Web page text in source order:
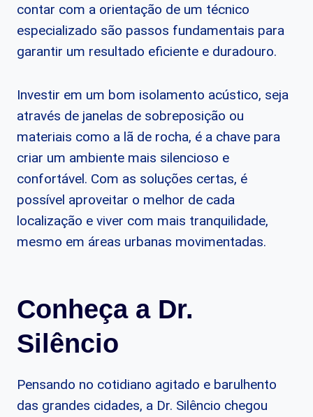
contar com a orientação de um técnico
especializado são passos fundamentais para
garantir um resultado eficiente e duradouro.
Investir em um bom isolamento acústico, seja
através de janelas de sobreposição ou
materiais como a lã de rocha, é a chave para
criar um ambiente mais silencioso e
confortável. Com as soluções certas, é
possível aproveitar o melhor de cada
localização e viver com mais tranquilidade,
mesmo em áreas urbanas movimentadas.
Conheça a Dr.
Silêncio
Pensando no cotidiano agitado e barulhento
das grandes cidades, a Dr. Silêncio chegou